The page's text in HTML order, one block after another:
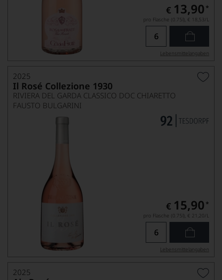
€ 13,90 *
pro Flasche (0.75l), € 18,53/L
Lebensmittel­angaben
2025
Il Rosé Collezione 1930
RIVIERA DEL GARDA CLASSICO DOC CHIARETTO
FAUSTO BULGARINI
€ 15,90 *
pro Flasche (0.75l), € 21,20/L
Lebensmittel­angaben
2025